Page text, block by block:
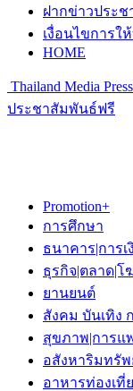
ฝากข่าวประ
เงื่อนไขการใ
HOME
Thailand Media
ประชาสัมพันธ์ฟรี
Promotion+
การศึกษา
ธนาคาร|การ
ธุรกิจ|ตลาด|
ยานยนต์
สังคม บันเทิง
สุขภาพ|การแ
อสังหาริมทรัพ
อาหารท่องเที่